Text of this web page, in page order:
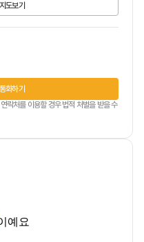
지도보기
통화하기
락처를 이용할 경우 법적 처벌을 받을 수
예요